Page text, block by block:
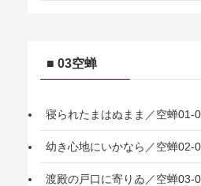
■ 03空蝉
寝られたまはぬまま／空蝉01-
幼き心地にいかなら／空蝉02-
渡殿の戸口に寄りゐ／空蝉03-